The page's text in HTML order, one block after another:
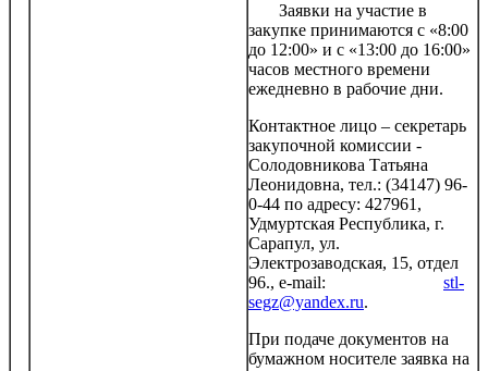
Заявки на участие в
закупке принимаются с «8:00
до 12:00» и с «13:00 до 16:00»
часов местного времени
ежедневно в рабочие дни.
Контактное лицо – секретарь
закупочной комиссии -
Солодовникова Татьяна
Леонидовна, тел.: (34147) 96-
0-44 по адресу: 427961,
Удмуртская Республика, г.
Сарапул, ул.
Электрозаводская, 15, отдел
96., e-mail: stl-
segz@yandex.ru.
При подаче документов на
бумажном носителе заявка на